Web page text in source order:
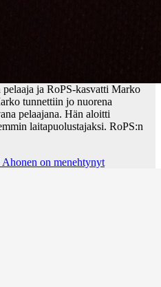
ja RoPS-kasvatti Marko
tunnettiin jo nuorena
pelaajana. Hän aloitti
laitapuolustajaksi. RoPS:n
on menehtynyt